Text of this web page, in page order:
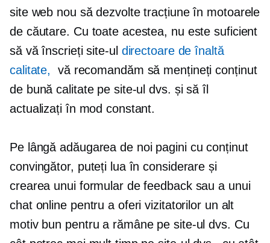
site web nou să dezvolte tracțiune în motoarele
de căutare. Cu toate acestea, nu este suficient
să vă înscrieți site-ul directoare de înaltă
calitate,
vă recomandăm să mențineți conținut
de bună calitate pe site-ul dvs. și să îl
actualizați în mod constant.
Pe lângă adăugarea de noi pagini cu conținut
convingător, puteți lua în considerare și
crearea unui formular de feedback sau a unui
chat online pentru a oferi vizitatorilor un alt
motiv bun pentru a rămâne pe site-ul dvs. Cu